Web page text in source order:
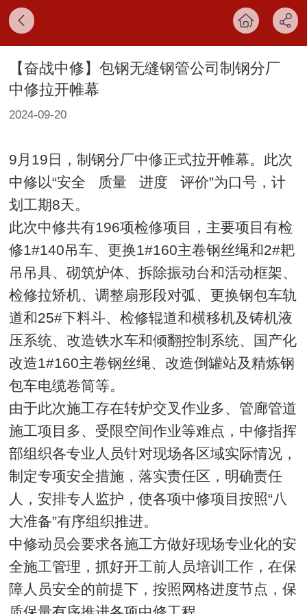
【奋战中修】包钢无缝钢管公司制钢分厂
中修拉开帷幕
2024-09-20
9月19日，制钢分厂中修正式拉开帷幕。此次
中修以“安全 质量 进度 评价”为口号，计
划工期8天。
此次中修共有196项检修项目，主要项目有检
修1#140吊车、更换1#160主卷钢丝绳和2#耙
吊吊具、砌筑炉体、拆除振动台和活动框架、
检修拉矫机、调整扇形段对弧、更换钢包车轨
道和25#下料斗、检修辊道和横移机及铸机液
压系统、改造铁水车和倾翻控制系统、国产化
改造1#160主卷钢丝绳、改造倒罐站及精炼钢
包车电缆卷筒等。
由于此次施工存在转炉交叉作业多、管廊管道
施工项目多、受限空间作业等难点，中修指挥
部组织各专业人员针对现场各区域实际情况，
制定专项安全措施，落实责任区，明确责任
人，安排专人监护，使各项中修项目按照“八
大准备”有序组织推进。
中修动员会要求各施工方做好现场专业化的安
全施工管理，抓好开工前人员培训工作，在保
障人员安全的前提下，按照网格进度节点，保